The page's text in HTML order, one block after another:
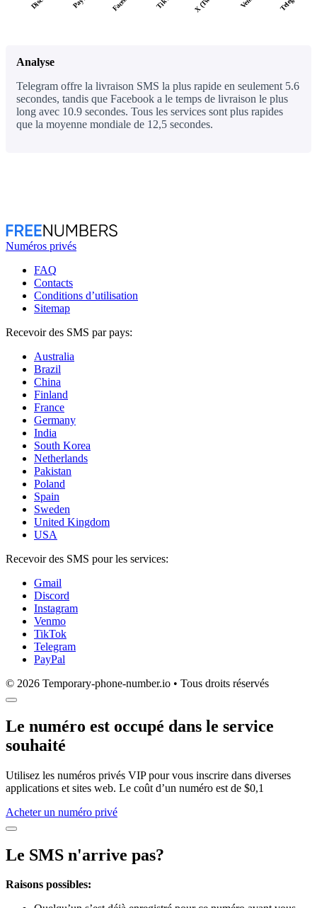
Analyse
Telegram offre la livraison SMS la plus rapide en seulement 5.6
secondes, tandis que Facebook a le temps de livraison le plus
long avec 10.9 secondes. Tous les services sont plus rapides
que la moyenne mondiale de 12,5 secondes.
Numéros privés
FAQ
Contacts
Conditions d’utilisation
Sitemap
Recevoir des SMS par pays:
Australia
Brazil
China
Finland
France
Germany
India
South Korea
Netherlands
Pakistan
Poland
Spain
Sweden
United Kingdom
USA
Recevoir des SMS pour les services:
Gmail
Discord
Instagram
Venmo
TikTok
Telegram
PayPal
© 2026 Temporary-phone-number.io • Tous droits réservés
Le numéro est occupé dans le service
souhaité
Utilisez les numéros privés VIP pour vous inscrire dans diverses
applications et sites web. Le coût d’un numéro est de $0,1
Acheter un numéro privé
Le SMS n'arrive pas?
Raisons possibles: